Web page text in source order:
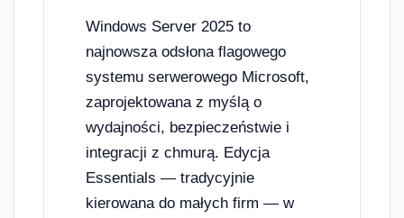
Windows Server 2025 to
najnowsza odsłona flagowego
systemu serwerowego Microsoft,
zaprojektowana z myślą o
wydajności, bezpieczeństwie i
integracji z chmurą. Edycja
Essentials — tradycyjnie
kierowana do małych firm — w